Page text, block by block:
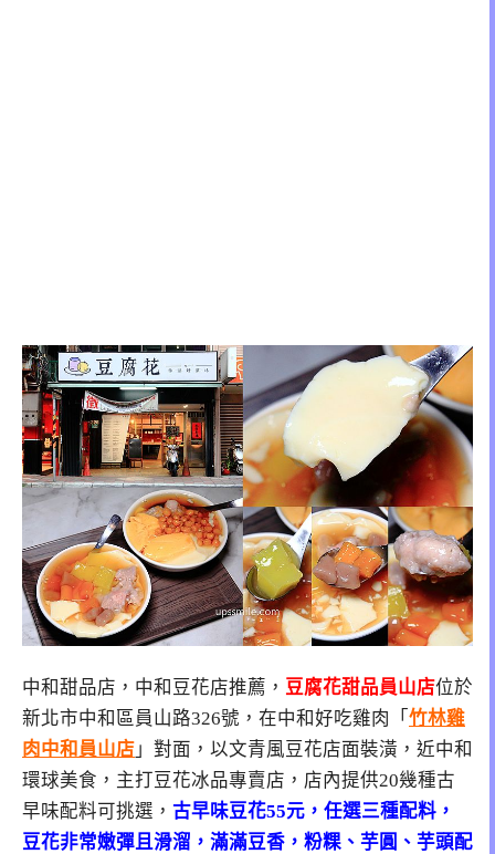
中和甜品店，中和豆花店推薦， 豆腐花甜品員山店位於
新北市中和區員山路326號 ，在中和好吃雞肉「 竹林雞
肉中和員山店 」對面，以文青風豆花店面裝潢，近中和
環球美食，主打豆花冰品專賣店，店內提供20幾種古
早味配料可挑選， 古早味豆花55元，任選三種配料，
豆花非常嫩彈且滑溜，滿滿豆香，粉粿、芋圓、芋頭配